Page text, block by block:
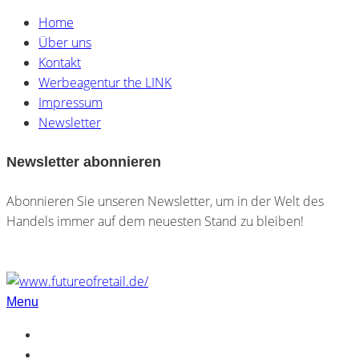
Home
Über uns
Kontakt
Werbeagentur the LINK
Impressum
Newsletter
Newsletter abonnieren
Abonnieren Sie unseren Newsletter, um in der Welt des
Handels immer auf dem neuesten Stand zu bleiben!
Menu